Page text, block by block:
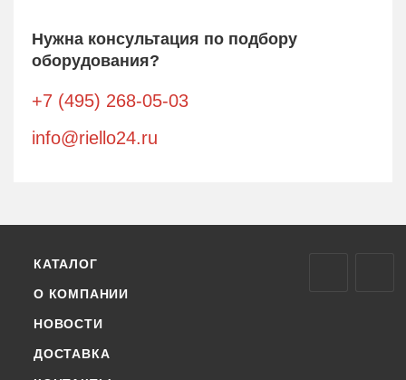
Нужна консультация по подбору
оборудования?
+7 (495) 268-05-03
info@riello24.ru
КАТАЛОГ
О КОМПАНИИ
НОВОСТИ
ДОСТАВКА